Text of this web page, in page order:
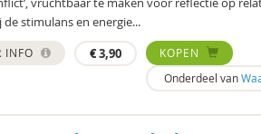
de stimulans en energie...
INFO €3,90
KOPEN
Onderdeel van